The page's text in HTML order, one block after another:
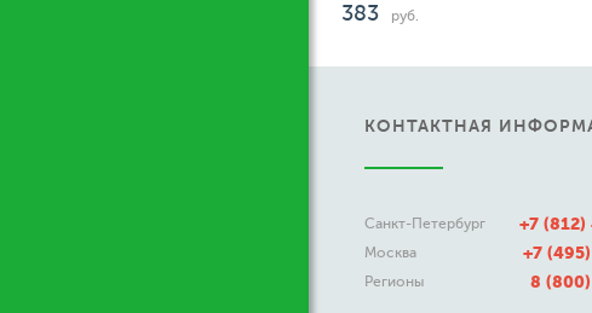
383 руб.
КОНТАКТНАЯ
Санкт-Петербург +7
Москва +7
Регионы 8